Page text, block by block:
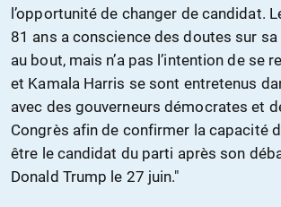
l’opportunité de changer de candidat.
81 ans a conscience des doutes sur
au bout, mais n’a pas l’intention de se
et Kamala Harris se sont entretenus
avec des gouverneurs démocrates et
Congrès afin de confirmer la capacité
être le candidat du parti après son
Donald Trump le 27 juin."